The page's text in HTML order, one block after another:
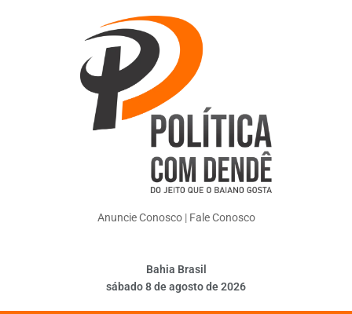
Anuncie Conosco| Fale Conosco
Bahia Brasil
sábado 8 de agosto de 2026